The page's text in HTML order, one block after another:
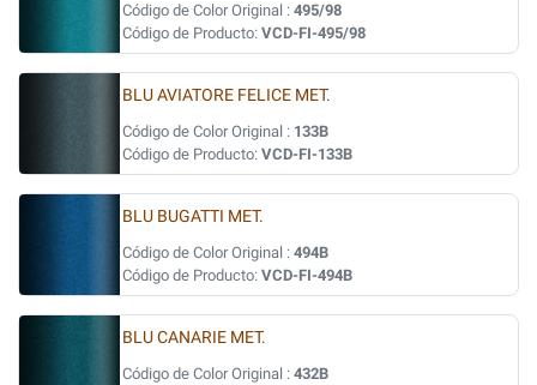
Código de Color Original : 495/98
Código de Producto: VCD-FI-495/98
BLU AVIATORE FELICE MET.
Código de Color Original : 133B
Código de Producto: VCD-FI-133B
BLU BUGATTI MET.
Código de Color Original : 494B
Código de Producto: VCD-FI-494B
BLU CANARIE MET.
Código de Color Original : 432B